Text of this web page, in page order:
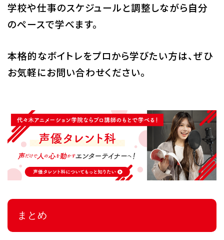
学校や仕事のスケジュールと調整しながら自分
のペースで学べます。
本格的なボイトレをプロから学びたい方は、ぜひ
お気軽にお問い合わせください。
まとめ